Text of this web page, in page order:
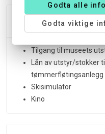
Inkluderer
Tilgang til museets
Lån av utstyr/stokker
tømmerfløtingsanlegg
Skisimulator
Kino
Godta alle
Godta viktige